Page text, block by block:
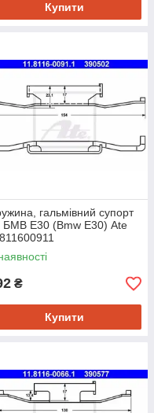
Купити
гальмівний супорт
БМВ Е30 (Bmw E30) Ate
₴
Купити